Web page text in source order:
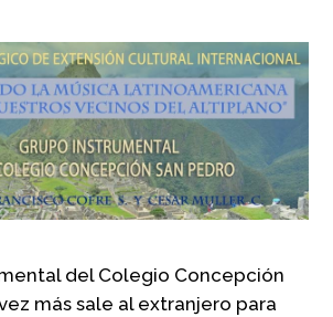
del Colegio Concepción
más sale al extranjero para